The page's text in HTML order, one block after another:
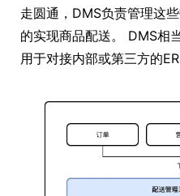
走圆通，DMS负责管理这
的实现商品配送。 DMS相
用于对接内部或第三方的